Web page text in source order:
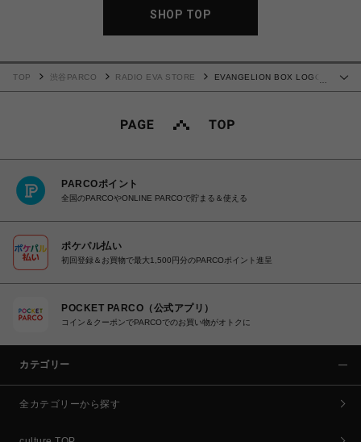
SHOP TOP
TOP 渋谷PARCO RADIO EVA STORE
EVANGELION BOX LOGO
PARCOポイント
全国のPARCOやONLINE PARCOで貯まる＆使える
ポケパル払い
初回登録＆お買物で最大1,500円分のPARCOポイント進呈
POCKET PARCO（公式アプリ）
コイン＆クーポンでPARCOでのお買い物がオトクに
カテゴリー
全カテゴリーから探す